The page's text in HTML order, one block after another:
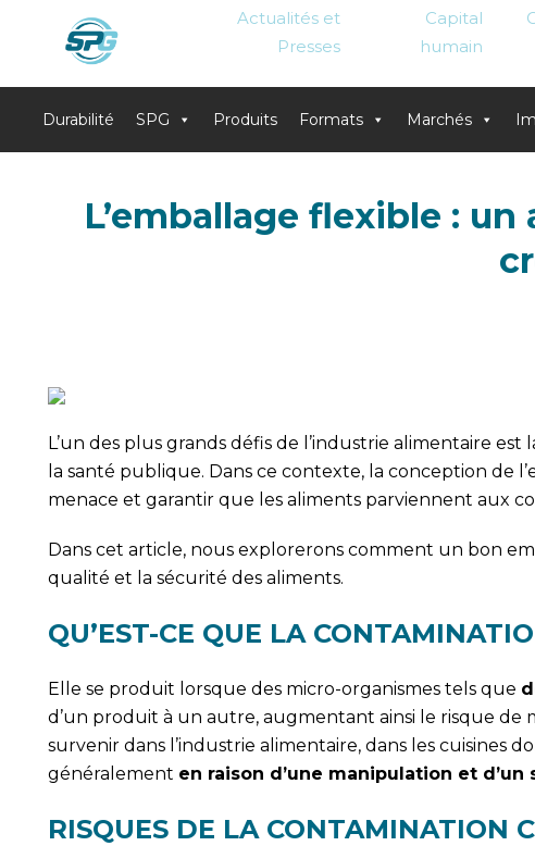
Actualités et
Presses
Capital
humain
Durabilité SPG Produits Formats Marchés
L’emballage flexible :
L’un des plus grands défis de l’industrie alimentaire est
la santé publique. Dans ce contexte, la conception
menace et garantir que les aliments parviennent aux
Dans cet article, nous explorerons comment un bon
qualité et la sécurité des aliments.
QU’EST-CE QUE LA
Elle se produit lorsque des micro-organismes tels que
d’un produit à un autre, augmentant ainsi le risque de
survenir dans l’industrie alimentaire, dans les cuisines
généralement en raison d’une manipulation et
RISQUES DE LA CONTAMINATION